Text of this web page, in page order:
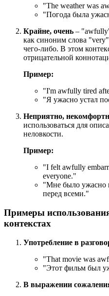
"The weather was
"Погода была
Крайне, очень –
как синоним слова
чего-либо. В этом
отрицательной
Пример:
"I'm awfully tired
"Я ужасно устал
Неприятно,
использоваться для
неловкости.
Пример:
"I felt awfully
everyone."
"Мне было ужасно
перед всеми."
Примеры
контекстах
Употребление в
"That movie was
"Этот фильм был
В выражении